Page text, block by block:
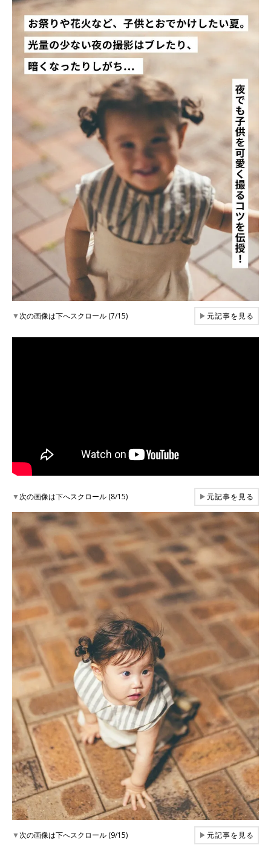
▼次の画像は下へスクロール (7/15) ▶元記事を見る
▼次の画像は下へスクロール (8/15) ▶元記事を見る
▼次の画像は下へスクロール (9/15) ▶元記事を見る